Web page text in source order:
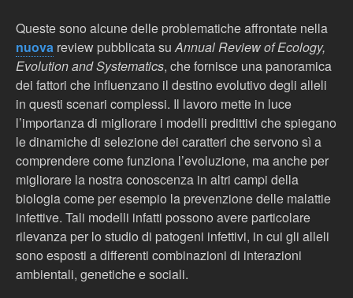
Queste sono alcune delle problematiche affrontate nella
nuova review pubblicata suAnnual Review of Ecology,
Evolution and Systematics, che fornisce una panoramica
dei fattori che influenzano il destino evolutivo degli alleli
in questi scenari complessi. Il lavoro mette in luce
l’importanza di migliorare i modelli predittivi che spiegano
le dinamiche di selezione dei caratteri che servono sì a
comprendere come funziona l’evoluzione, ma anche per
migliorare la nostra conoscenza in altri campi della
biologia come per esempio la prevenzione delle malattie
infettive. Tali modelli infatti possono avere particolare
rilevanza per lo studio di patogeni infettivi, in cui gli alleli
sono esposti a differenti combinazioni di interazioni
ambientali, genetiche e sociali.